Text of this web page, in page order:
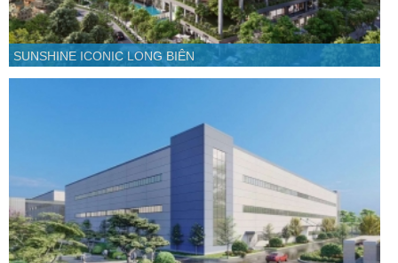
SUNSHINE ICONIC LONG BIÊN